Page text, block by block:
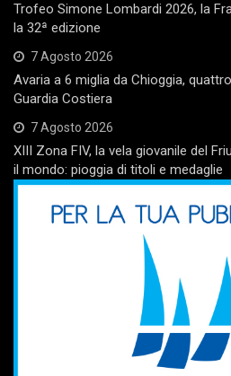
Trofeo Simone Lombardi 2026, la
la 32ª edizione
7 Agosto 2026
Avaria a 6 miglia da Chioggia,
Guardia Costiera
7 Agosto 2026
XIII Zona FIV, la vela giovanile del
il mondo: pioggia di titoli e medaglie